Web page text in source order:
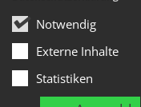
Notwendig
Externe Inhalte
Statistiken